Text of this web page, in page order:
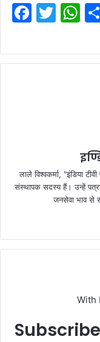
F
c
e
T
itt
er
W
at
s
लाले विश्वकर्मा, "इंडिया
संस्थापक सदस्य हैं। उन्हें
जनसेवा भाव से
With